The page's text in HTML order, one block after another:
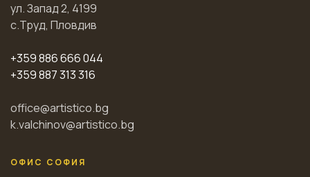
ул. Запад 2, 4199
с.Труд, Пловдив
+359 886 666 044
+359 887 313 316
office@artistico.bg
k.valchinov@artistico.bg
ОФИС СОФИЯ